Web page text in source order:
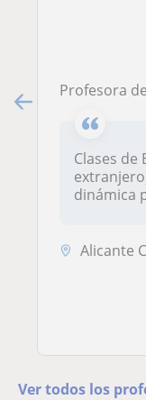
Profesora de español, cuento
Clases de
dinámica
Alicante
Ver todos los